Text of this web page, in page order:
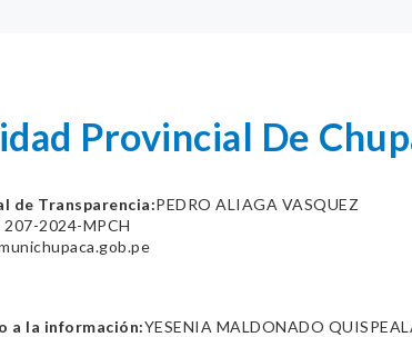
Provincial De
de Transparencia:PEDRO ALIAGA VASQUEZ
207-2024-MPCH
a la información:YESENIA MALDONADO